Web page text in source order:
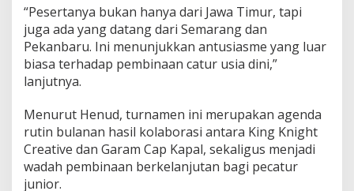
“Pesertanya bukan hanya dari Jawa Timur, tapi
juga ada yang datang dari Semarang dan
Pekanbaru. Ini menunjukkan antusiasme yang luar
biasa terhadap pembinaan catur usia dini,”
lanjutnya.
Menurut Henud, turnamen ini merupakan agenda
rutin bulanan hasil kolaborasi antara King Knight
Creative dan Garam Cap Kapal, sekaligus menjadi
wadah pembinaan berkelanjutan bagi pecatur
junior.